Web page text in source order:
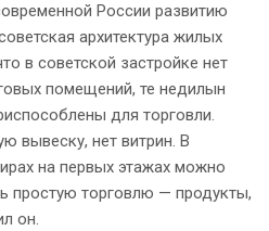
России развитию
архитектура жилых
в советской застройке нет
помещений, те недилын
для торговли.
вывеску, нет витрин. В
на первых этажах можно
простую торговлю — продукты,
он.